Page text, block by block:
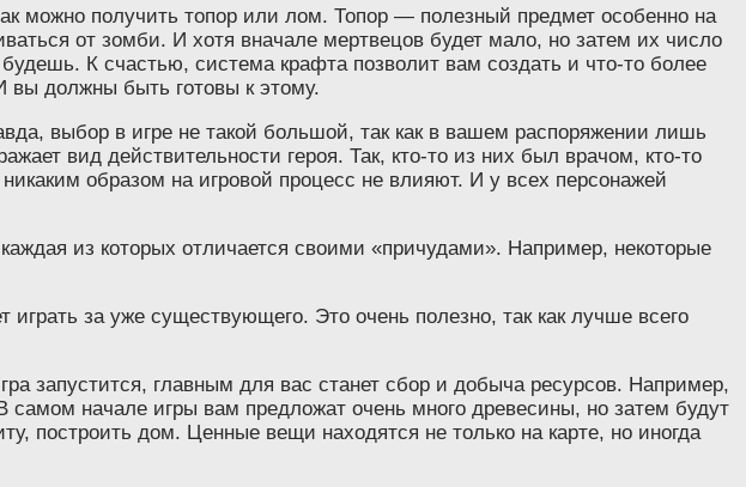
можно получить топор или лом. Топор — полезный предмет особенно на
от зомби. И хотя вначале мертвецов будет мало, но затем их число
К счастью, система крафта позволит вам создать и что-то более
вы должны быть готовы к этому.
выбор в игре не такой большой, так как в вашем распоряжении лишь
вид действительности героя. Так, кто-то из них был врачом, кто-то
образом на игровой процесс не влияют. И у всех персонажей
из которых отличается своими «причудами». Например, некоторые
за уже существующего. Это очень полезно, так как лучше всего
запустится, главным для вас станет сбор и добыча ресурсов. Например,
начале игры вам предложат очень много древесины, но затем будут
построить дом. Ценные вещи находятся не только на карте, но иногда